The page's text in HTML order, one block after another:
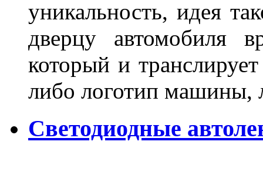
уникальность, идея
дверцу автомобиля
который и
либо логотип машины,
Светодиодные